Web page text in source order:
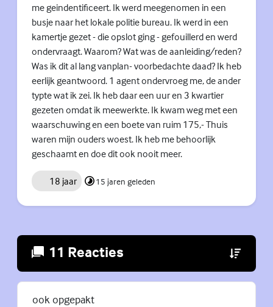
me geindentificeert. Ik werd meegenomen in een
busje naar het lokale politie bureau. Ik werd in een
kamertje gezet - die opslot ging - gefouillerd en werd
ondervraagt. Waarom? Wat was de aanleiding/reden?
Was ik dit al lang vanplan- voorbedachte daad? Ik heb
eerlijk geantwoord. 1 agent ondervroeg me, de ander
typte wat ik zei. Ik heb daar een uur en 3 kwartier
gezeten omdat ik meewerkte. Ik kwam weg met een
waarschuwing en een boete van ruim 175,- Thuis
waren mijn ouders woest. Ik heb me behoorlijk
geschaamt en doe dit ook nooit meer.
18 jaar 15 jaren geleden
11 Reacties (Externe
ook opgepakt